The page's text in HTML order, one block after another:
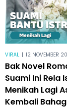
VIRAL | 12 NOVEMBER
Bak Novel
Suami Ini Rela
Menikah Lagi
Kembali